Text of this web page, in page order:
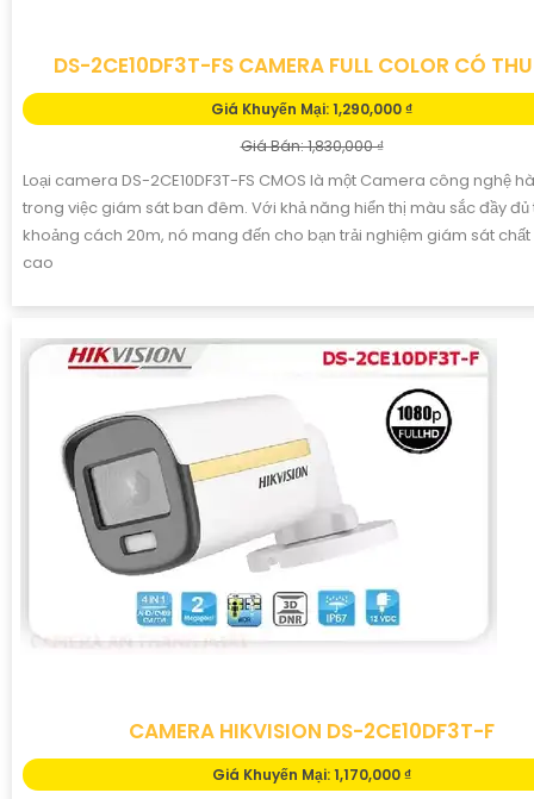
DS-2CE10DF3T-FS CAMERA FULL COLOR CÓ
Giá Khuyến Mại: 1,290,000 ₫
Giá Bán: 1,830,000 ₫
Loại camera DS-2CE10DF3T-FS CMOS là một Camera công nghệ
trong việc giám sát ban đêm. Với khả năng hiển thị màu sắc đầy
khoảng cách 20m, nó mang đến cho bạn trải nghiệm giám sát
cao
CAMERA HIKVISION DS-2CE10DF3T-F
Giá Khuyến Mại: 1,170,000 ₫